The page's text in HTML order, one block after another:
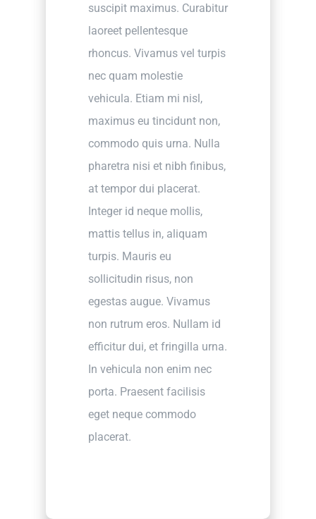
suscipit maximus. Curabitur
laoreet pellentesque
rhoncus. Vivamus vel turpis
nec quam molestie
vehicula. Etiam mi nisl,
maximus eu tincidunt non,
commodo quis urna. Nulla
pharetra nisi et nibh finibus,
at tempor dui placerat.
Integer id neque mollis,
mattis tellus in, aliquam
turpis. Mauris eu
sollicitudin risus, non
egestas augue. Vivamus
non rutrum eros. Nullam id
efficitur dui, et fringilla urna.
In vehicula non enim nec
porta. Praesent facilisis
eget neque commodo
placerat.